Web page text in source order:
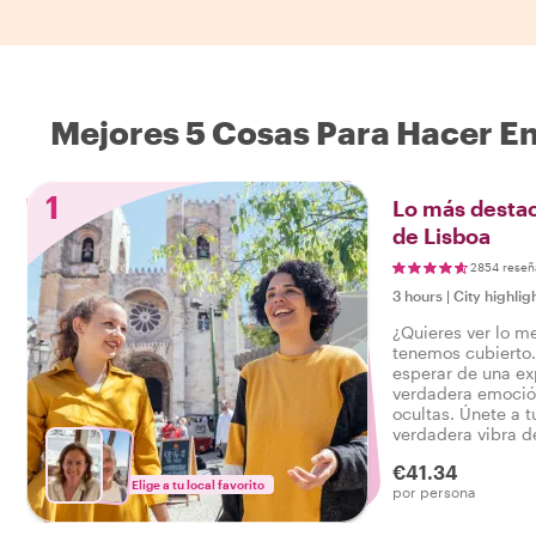
Mejores 5 Cosas Para Hacer
1
Elige a tu local favorito
Lo más
de Lisboa
2854
3 hours | City
¿Quieres ver lo
tenemos
esperar de una
verdadera
ocultas. Únete a
verdadera vibra
¡Experimenté el
€41.34
por persona